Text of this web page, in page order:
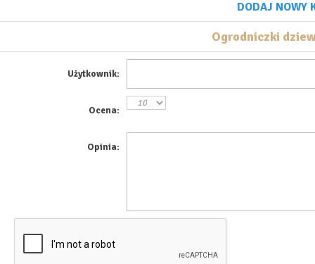
DODAJ NOWY
Ogrodniczki
Użytkownik:
Ocena:
Opinia: